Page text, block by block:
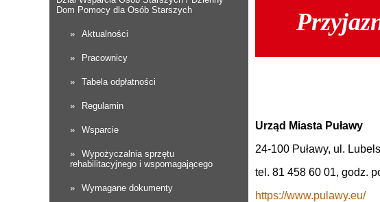
Urząd Miasta Puławy
24-100 Puławy, ul.
tel. 81 458 60 01, godz.
https://www.pulawy.eu/
Dom Pomocy dla Osób Starszych
Aktualności
Pracownicy
Tabela odpłatności
Regulamin
Wsparcie
Wypożyczalnia sprzętu
rehabilitacyjnego i wspomagającego
Wymagane dokumenty